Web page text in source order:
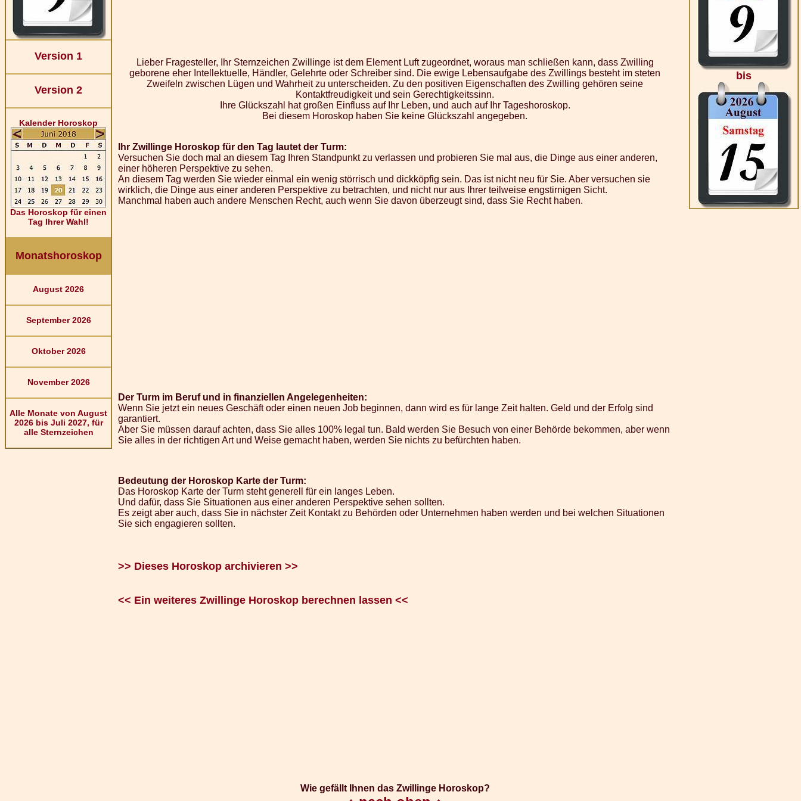
Version 1
Version 2
Kalender Horoskop
Das Horoskop für einen
Tag Ihrer Wahl!
Monatshoroskop
August 2026
September 2026
Oktober 2026
November 2026
Alle Monate von August
2026 bis Juli 2027, für
alle Sternzeichen
Lieber Fragesteller, Ihr Sternzeichen Zwillinge ist dem Element Luft zugeordnet, woraus man schließen kann, dass Zwilling
geborene eher Intellektuelle, Händler, Gelehrte oder Schreiber sind. Die ewige Lebensaufgabe des Zwillings besteht im steten
Zweifeln zwischen Lügen und Wahrheit zu unterscheiden. Zu den positiven Eigenschaften des Zwilling gehören seine
Kontaktfreudigkeit und sein Gerechtigkeitssinn.
Ihre Glückszahl hat großen Einfluss auf Ihr Leben, und auch auf Ihr Tageshoroskop.
Bei diesem Horoskop haben Sie keine Glückszahl angegeben.
Ihr Zwillinge Horoskop für den Tag lautet der Turm:
Versuchen Sie doch mal an diesem Tag Ihren Standpunkt zu verlassen und probieren Sie mal aus, die Dinge aus einer anderen,
einer höheren Perspektive zu sehen.
An diesem Tag werden Sie wieder einmal ein wenig störrisch und dickköpfig sein. Das ist nicht neu für Sie. Aber versuchen sie
wirklich, die Dinge aus einer anderen Perspektive zu betrachten, und nicht nur aus Ihrer teilweise engstirnigen Sicht.
Manchmal haben auch andere Menschen Recht, auch wenn Sie davon überzeugt sind, dass Sie Recht haben.
Der Turm im Beruf und in finanziellen Angelegenheiten:
Wenn Sie jetzt ein neues Geschäft oder einen neuen Job beginnen, dann wird es für lange Zeit halten. Geld und der Erfolg sind
garantiert.
Aber Sie müssen darauf achten, dass Sie alles 100% legal tun. Bald werden Sie Besuch von einer Behörde bekommen, aber wenn
Sie alles in der richtigen Art und Weise gemacht haben, werden Sie nichts zu befürchten haben.
Bedeutung der Horoskop Karte der Turm:
Das Horoskop Karte der Turm steht generell für ein langes Leben.
Und dafür, dass Sie Situationen aus einer anderen Perspektive sehen sollten.
Es zeigt aber auch, dass Sie in nächster Zeit Kontakt zu Behörden oder Unternehmen haben werden und bei welchen Situationen
Sie sich engagieren sollten.
>> Dieses Horoskop archivieren >>
<< Ein weiteres Zwillinge Horoskop berechnen lassen <<
Wie gefällt Ihnen das Zwillinge Horoskop?
bis